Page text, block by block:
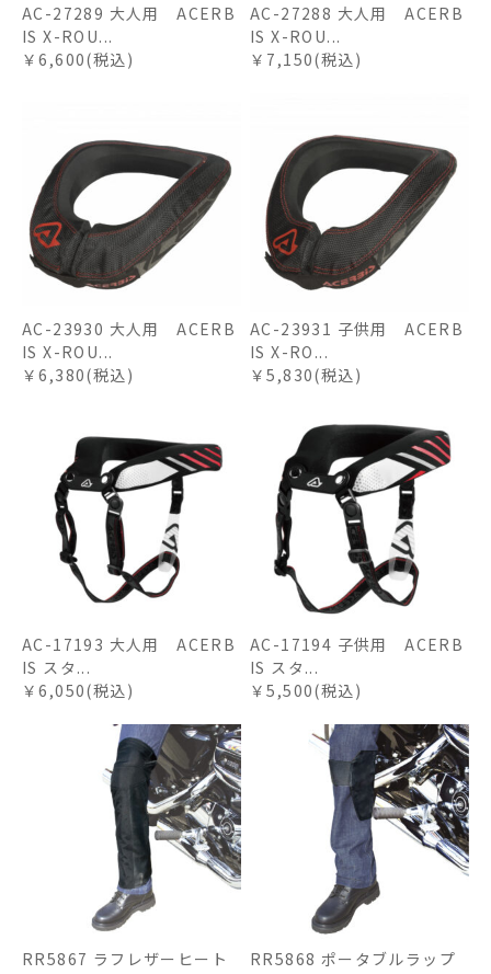
AC-27289 大人用 ACERB
IS X-ROU...
￥6,600(税込)
AC-27288 大人用 ACERB
IS X-ROU...
￥7,150(税込)
AC-23930 大人用 ACERB
IS X-ROU...
￥6,380(税込)
AC-23931 子供用 ACERB
IS X-RO...
￥5,830(税込)
AC-17193 大人用 ACERB
IS スタ...
￥6,050(税込)
AC-17194 子供用 ACERB
IS スタ...
￥5,500(税込)
RR5867 ラフレザーヒート
RR5868 ポータブルラップ